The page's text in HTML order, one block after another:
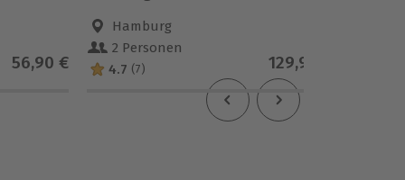
56,90 €
Hamburg
2 Personen
4.7 (7) 129,90 €